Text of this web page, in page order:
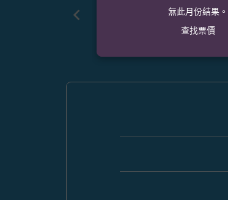
chevron_left
無此月份結果。
查找票價